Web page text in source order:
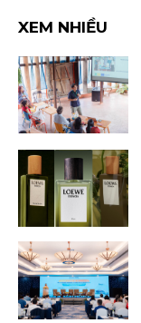
XEM NHIỀU